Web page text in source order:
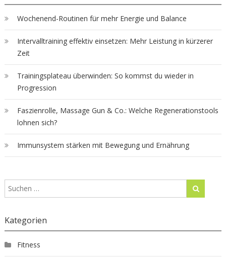
Wochenend-Routinen für mehr Energie und Balance
Intervalltraining effektiv einsetzen: Mehr Leistung in kürzerer
Zeit
Trainingsplateau überwinden: So kommst du wieder in
Progression
Faszienrolle, Massage Gun & Co.: Welche Regenerationstools
lohnen sich?
Immunsystem stärken mit Bewegung und Ernährung
Kategorien
Fitness